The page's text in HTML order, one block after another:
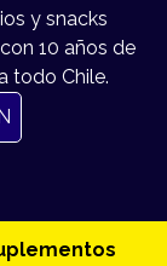
y snacks
10 años de
todo Chile.